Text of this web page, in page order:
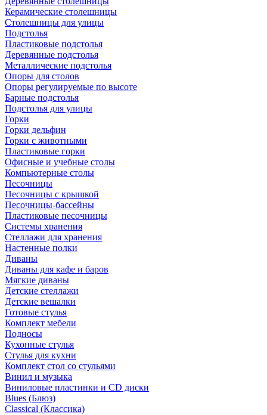
Керамические столешницы
Столешницы для улицы
Подстолья
Пластиковые подстолья
Деревянные подстолья
Металлические подстолья
Опоры для столов
Опоры регулируемые по высоте
Барные подстолья
Подстолья для улицы
Горки
Горки дельфин
Горки с животными
Пластиковые горки
Офисные и учебные столы
Компьютерные столы
Песочницы
Песочницы с крышкой
Песочницы-бассейны
Пластиковые песочницы
Системы хранения
Стеллажи для хранения
Настенные полки
Диваны
Диваны для кафе и баров
Мягкие диваны
Детские стеллажи
Детские вешалки
Готовые стулья
Комплект мебели
Подносы
Кухонные стулья
Стулья для кухни
Комплект стол со стульями
Винил и музыка
Виниловые пластинки и CD диски
Blues (Блюз)
Classical (Классика)